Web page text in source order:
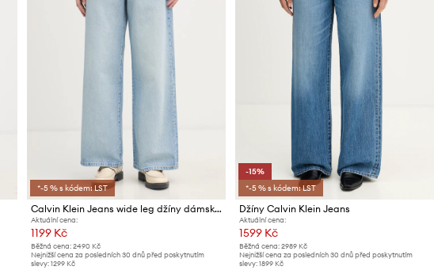
*-5 % s kódem: LST
Calvin Klein Jeans wide leg džíny dámské
Aktuální cena:
1199 Kč
Běžná cena: 2490 Kč
Nejnižší cena za posledních 30 dnů před poskytnutím
slevy: 1299 Kč
-15%
*-5 % s kódem: LST
Džíny Calvin Klein Jeans
Aktuální cena:
1599 Kč
Běžná cena: 2989 Kč
Nejnižší cena za posledních 30 dnů před poskytnutím
slevy: 1899 Kč